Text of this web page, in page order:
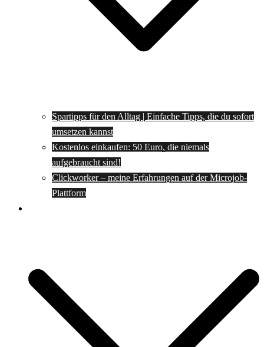
Spartipps für den Alltag | Einfache Tipps, die du sofort
umsetzen kannst
Kostenlos einkaufen: 50 Euro, die niemals
aufgebraucht sind!
Clickworker – meine Erfahrungen auf der Microjob-
Plattform